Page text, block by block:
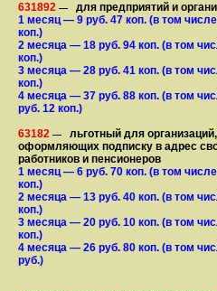
631892 —
для предприятий и
1 месяц— 9 руб. 47 коп. (в том
коп.)
2 месяца — 18 руб. 94 коп. (в том
коп.)
3 месяца — 28 руб. 41 коп. (в том
коп.)
4 месяца — 37 руб. 88 коп. (в том
руб. 12 коп.)
63182 —
льготный для организаций,
оформляющих подписку в адрес
работников и пенсионеров
1 месяц— 6 руб. 70 коп. (в том
коп.)
2 месяца — 13 руб. 40 коп. (в том
коп.)
3 месяца — 20 руб. 10 коп. (в том
коп.)
4 месяца — 26 руб. 80 коп. (в том
руб.)